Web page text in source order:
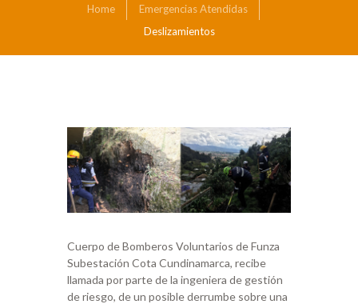
Home
Emergencias Atendidas
Deslizamientos
Cuerpo de Bomberos Voluntarios de Funza
Subestación Cota Cundinamarca, recibe
llamada por parte de la ingeniera de gestión
de riesgo, de un posible derrumbe sobre una